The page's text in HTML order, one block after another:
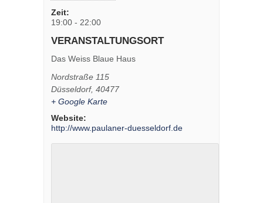
Zeit:
19:00 - 22:00
VERANSTALTUNGSORT
Das Weiss Blaue Haus
Nordstraße 115
Düsseldorf, 40477
+ Google Karte
Website:
http://www.paulaner-duesseldorf.de